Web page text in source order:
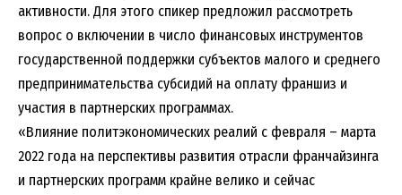
активности. Для этого спикер предложил рассмотреть
вопрос о включении в число финансовых инструментов
государственной поддержки субъектов малого и среднего
предпринимательства субсидий на оплату франшиз и
участия в партнерских программах.
«Влияние политэкономических реалий с февраля – марта
2022 года на перспективы развития отрасли франчайзинга
и партнерских программ крайне велико и сейчас